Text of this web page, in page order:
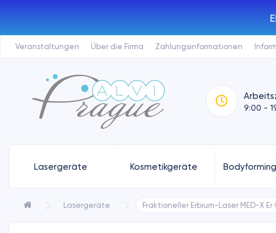
Veranstaltungen Über die Firma Zahlungsinformationen
9:00 -
Lasergeräte Kosmetikgeräte
Lasergeräte Fraktioneller Erbium-Laser MED-X Er